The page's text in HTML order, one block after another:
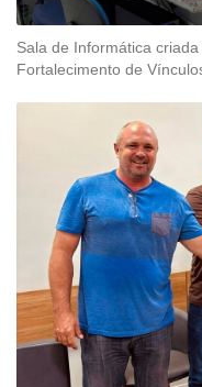
Sala de Informática
Fortalecimento de